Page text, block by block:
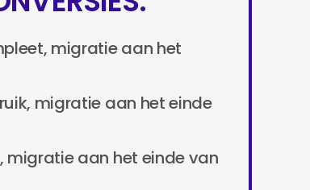
migratie aan het
migratie aan het einde
migratie aan het einde van